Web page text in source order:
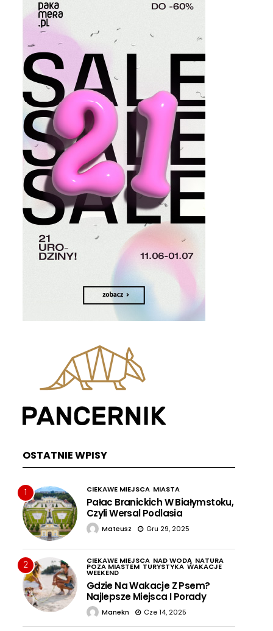
OSTATNIE WPISY
1 CIEKAWE MIEJSCA MIASTA
Pałac Branickich W Białymstoku,
Czyli Wersal Podlasia
Mateusz Gru 29, 2025
2 CIEKAWE MIEJSCA NAD WODĄ NATURA
POZA MIASTEM TURYSTYKA WAKACJE
WEEKEND
Gdzie Na Wakacje Z Psem?
Najlepsze Miejsca I Porady
Manekn Cze 14, 2025